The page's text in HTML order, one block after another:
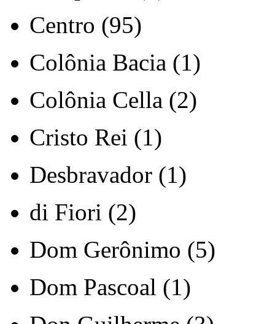
Centro (95)
Colônia Bacia (1)
Colônia Cella (2)
Cristo Rei (1)
Desbravador (1)
di Fiori (2)
Dom Gerônimo (5)
Dom Pascoal (1)